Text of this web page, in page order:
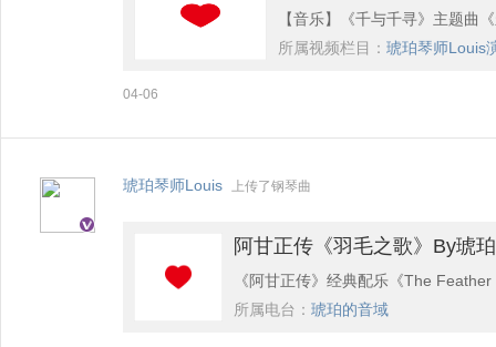
【音乐】《千与千寻》主题曲
第一张音乐单曲作品，并为
力精选集: 四手联弹》这本宝藏
所属视频栏目： 琥珀琴师Louis
04-06
琥珀琴师Louis 上传了钢琴曲
阿甘正传《羽毛之歌》By琥
《阿甘正传》经典配乐《The
飞的羽毛） 原曲：Alan Silvestri 钢琴
所属电台： 琥珀的音域